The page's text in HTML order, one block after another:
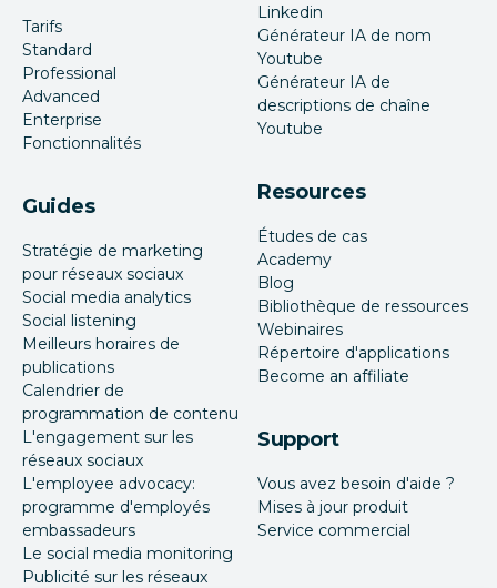
Tarifs
Standard
Professional
Advanced
Enterprise
Fonctionnalités
Guides
Stratégie de marketing
pour réseaux sociaux
Social media analytics
Social listening
Meilleurs horaires de
publications
Calendrier de
programmation de contenu
L'engagement sur les
réseaux sociaux
L'employee advocacy:
programme d'employés
embassadeurs
Le social media monitoring
Publicité sur les réseaux
Linkedin
Générateur IA de nom
Youtube
Générateur IA de
descriptions de chaîne
Youtube
Resources
Études de cas
Academy
Blog
Bibliothèque de ressources
Webinaires
Répertoire d'applications
Become an affiliate
Support
Vous avez besoin d'aide ?
Mises à jour produit
Service commercial